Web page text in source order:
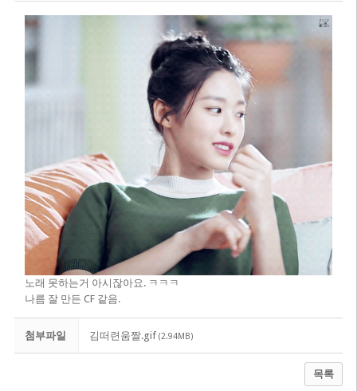
노래 못하는거 아시잖아요. ㅋㅋㅋ
나름 잘 만든 CF 같음.
첨부파일 김떠련움짤.gif (2.94MB)
목록